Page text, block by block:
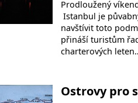
Prodloužený
Istanbul je
navštívit toto
přináší turistům
charterových
Ostrovy pro